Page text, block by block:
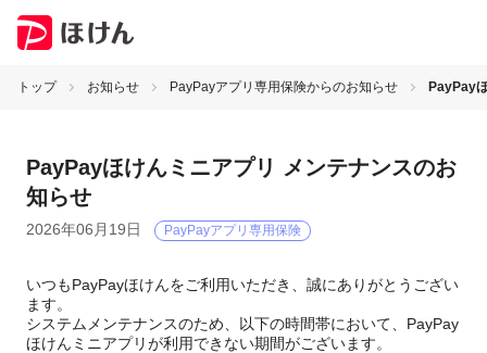
トップ お知らせ PayPayアプリ専用保険からのお知らせ PayPay
PayPayほけんミニアプリ メンテナンスのお
知らせ
2026年06月19日 PayPayアプリ専用保険
いつもPayPayほけんをご利用いただき、誠にありがとうござい
ます。
システムメンテナンスのため、以下の時間帯において、PayPay
ほけんミニアプリが利用できない期間がございます。